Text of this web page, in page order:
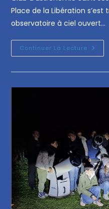
Place de la Libération
observatoire à ciel ouvert…
Continuer La Lecture